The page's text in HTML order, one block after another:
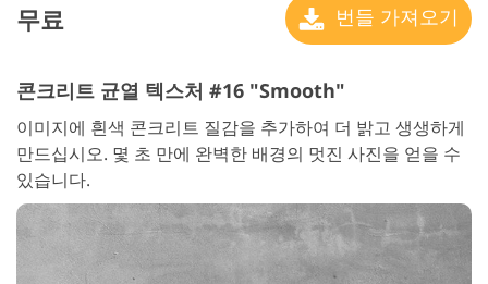
무료 번들 가져오기
콘크리트 균열 텍스처 #16 "Smooth"
이미지에 흰색 콘크리트 질감을 추가하여 더 밝고 생생하게
만드십시오. 몇 초 만에 완벽한 배경의 멋진 사진을 얻을 수
있습니다.